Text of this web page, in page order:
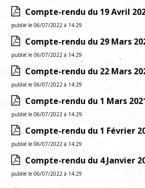
Compte-rendu du 19 Avril
publié le 06/07/2022 à 14:29
Compte-rendu du 29 Mars
publié le 06/07/2022 à 14:29
Compte-rendu du 22 Mars
publié le 06/07/2022 à 14:29
Compte-rendu du 1 Mars
publié le 06/07/2022 à 14:29
Compte-rendu du 1 Février
publié le 06/07/2022 à 14:29
Compte-rendu du 4 Janvier
publié le 06/07/2022 à 14:29